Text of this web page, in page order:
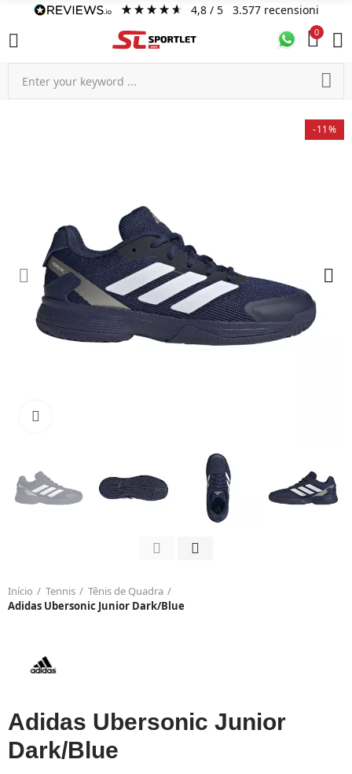
4,8/ 5 3.577 recensioni
0
-11%
Início Tennis
Tênis de Quadra
Adidas Ubersonic Junior Dark/Blue
Adidas Ubersonic Junior
Dark/Blue